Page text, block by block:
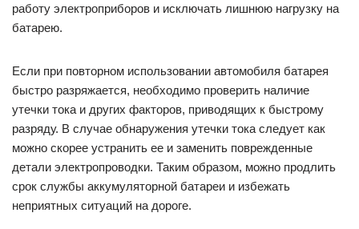
работу электроприборов и исключать лишнюю нагрузку на
батарею.
Если при повторном использовании автомобиля батарея
быстро разряжается, необходимо проверить наличие
утечки тока и других факторов, приводящих к быстрому
разряду. В случае обнаружения утечки тока следует как
можно скорее устранить ее и заменить поврежденные
детали электропроводки. Таким образом, можно продлить
срок службы аккумуляторной батареи и избежать
неприятных ситуаций на дороге.